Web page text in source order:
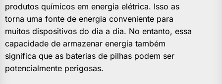
produtos químicos em energia elétrica. Isso as
torna uma fonte de energia conveniente para
muitos dispositivos do dia a dia. No entanto, essa
capacidade de armazenar energia também
significa que as baterias de pilhas podem ser
potencialmente perigosas.